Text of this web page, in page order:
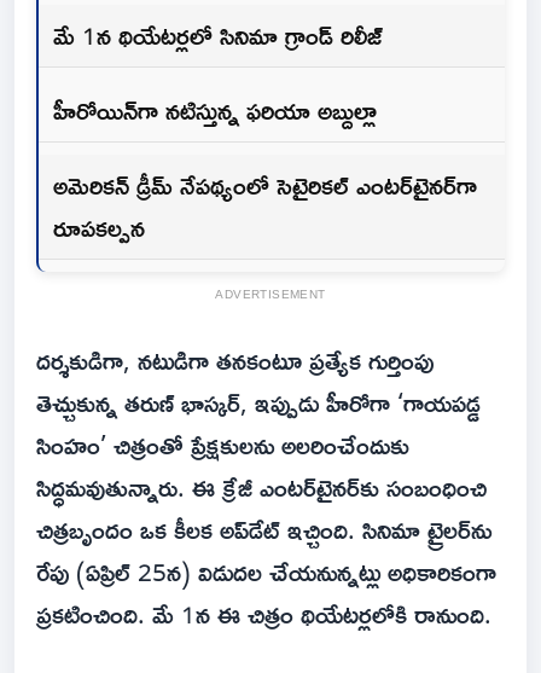
మే 1న థియేటర్లలో సినిమా గ్రాండ్ రిలీజ్
హీరోయిన్‌గా నటిస్తున్న ఫరియా అబ్దుల్లా
అమెరికన్ డ్రీమ్ నేపథ్యంలో సెటైరికల్ ఎంటర్‌టైనర్‌గా
రూపకల్పన
ADVERTISEMENT
దర్శకుడిగా, నటుడిగా తనకంటూ ప్రత్యేక గుర్తింపు
తెచ్చుకున్న తరుణ్ భాస్కర్, ఇప్పుడు హీరోగా ‘గాయపడ్డ
సింహం’ చిత్రంతో ప్రేక్షకులను అలరించేందుకు
సిద్ధమవుతున్నారు. ఈ క్రేజీ ఎంటర్‌టైనర్‌కు సంబంధించి
చిత్రబృందం ఒక కీలక అప్‌డేట్ ఇచ్చింది. సినిమా ట్రైలర్‌ను
రేపు (ఏప్రిల్ 25న) విడుదల చేయనున్నట్లు అధికారికంగా
ప్రకటించింది. మే 1న ఈ చిత్రం థియేటర్లలోకి రానుంది.